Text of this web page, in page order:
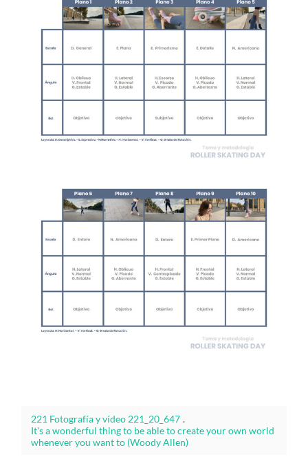
221 Fotografía y vídeo 221_20_647 .
It's a wonderful thing to be able to create your own world
whenever you want to (Woody Allen)